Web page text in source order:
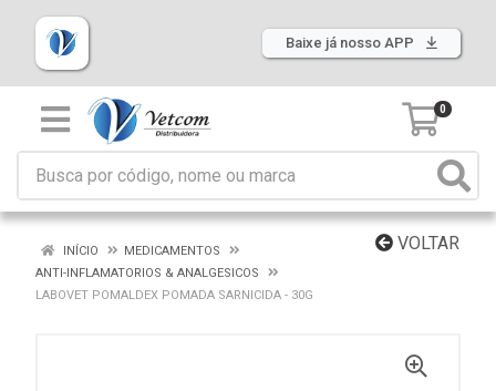
Baixe já nosso APP
0
VOLTAR
INÍCIO
MEDICAMENTOS
ANTI-INFLAMATORIOS & ANALGESICOS
LABOVET POMALDEX POMADA SARNICIDA - 30G